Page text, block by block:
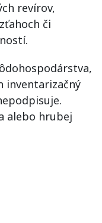
revírov,
či
inventarizačný
alebo hrubej